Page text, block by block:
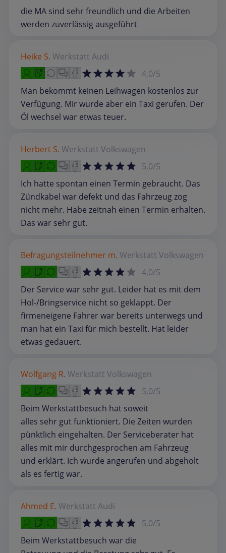
die MA sind sehr freundlich und die Arbeiten
werden zuverlässig ausgeführt
Heike S. Werkstatt Audi
4,0/5
Man bekommt keinen Leihwagen kostenlos zur
Verfügung. Mir wurde aber ein Taxi gerufen. Der
Öl wechsel war etwas teuer.
Herbert S. Werkstatt Volkswagen
5,0/5
Ich hatte spontan einen Termin gebraucht. Das
Zündkabel war defekt und das Fahrzeug zog
nicht mehr. Habe zeitnah einen Termin erhalten.
Das war sehr gut.
Befragungsteilnehmer m. Werkstatt Volkswagen
4,0/5
Der Service war sehr gut. Leider hat es mit dem
Hol-/Bringservice nicht so geklappt. Der
firmeneigene Fahrer war bereits unterwegs und
man hat ein Taxi für mich bestellt. Hat leider
etwas gedauert.
Wolfgang R. Werkstatt Volkswagen
5,0/5
Beim Werkstattbesuch hat soweit
alles sehr gut funktioniert. Die Zeiten wurden
pünktlich eingehalten. Der Serviceberater hat
alles mit mir durchgesprochen am Fahrzeug
und erklärt. Ich wurde angerufen und abgeholt
als es fertig war.
Ahmed E. Werkstatt Audi
5,0/5
Beim Werkstattbesuch war die